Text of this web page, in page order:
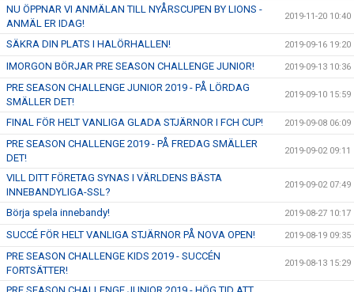
NU ÖPPNAR VI ANMÄLAN TILL NYÅRSCUPEN BY LIONS -
ANMÄL ER IDAG!
2019-11-20 10:40
SÄKRA DIN PLATS I HALÖRHALLEN! 2019-09-16 19:20
IMORGON BÖRJAR PRE SEASON CHALLENGE JUNIOR! 2019-09-13 10:36
PRE SEASON CHALLENGE JUNIOR 2019 - PÅ LÖRDAG
SMÄLLER DET!
2019-09-10 15:59
FINAL FÖR HELT VANLIGA GLADA STJÄRNOR I FCH CUP! 2019-09-08 06:09
PRE SEASON CHALLENGE 2019 - PÅ FREDAG SMÄLLER
DET!
2019-09-02 09:11
VILL DITT FÖRETAG SYNAS I VÄRLDENS BÄSTA
INNEBANDYLIGA-SSL?
2019-09-02 07:49
Börja spela innebandy! 2019-08-27 10:17
SUCCÉ FÖR HELT VANLIGA STJÄRNOR PÅ NOVA OPEN! 2019-08-19 09:35
PRE SEASON CHALLENGE KIDS 2019 - SUCCÉN
FORTSÄTTER!
2019-08-13 15:29